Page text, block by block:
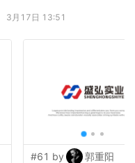
3月17日 13:51
#61 by 郭重阳